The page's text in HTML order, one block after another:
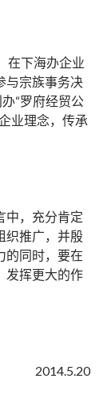
在下海办企业
与宗族事务决
“罗府经贸公
业理念，传承
中，充分肯定
织推广，并殷
的同时，要在
发挥更大的作
2014.5.20